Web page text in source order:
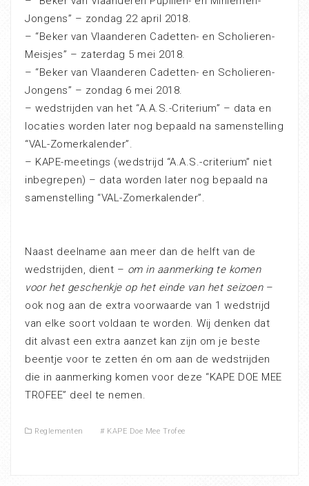
Jongens” – zondag 22 april 2018.
– “Beker van Vlaanderen Cadetten- en Scholieren-
Meisjes” – zaterdag 5 mei 2018.
– “Beker van Vlaanderen Cadetten- en Scholieren-
Jongens” – zondag 6 mei 2018.
– wedstrijden van het “A.A.S.-Criterium” – data en
locaties worden later nog bepaald na samenstelling
“VAL-Zomerkalender”.
– KAPE-meetings (wedstrijd “A.A.S.-criterium” niet
inbegrepen) – data worden later nog bepaald na
samenstelling “VAL-Zomerkalender”.
Naast deelname aan meer dan de helft van de
wedstrijden, dient – om in aanmerking te komen
voor het geschenkje op het einde van het seizoen–
ook nog aan de extra voorwaarde van 1 wedstrijd
van elke soort voldaan te worden. Wij denken dat
dit alvast een extra aanzet kan zijn om je beste
beentje voor te zetten én om aan de wedstrijden
die in aanmerking komen voor deze “KAPE DOE MEE
TROFEE” deel te nemen.
Reglementen # KAPE Doe Mee Trofee